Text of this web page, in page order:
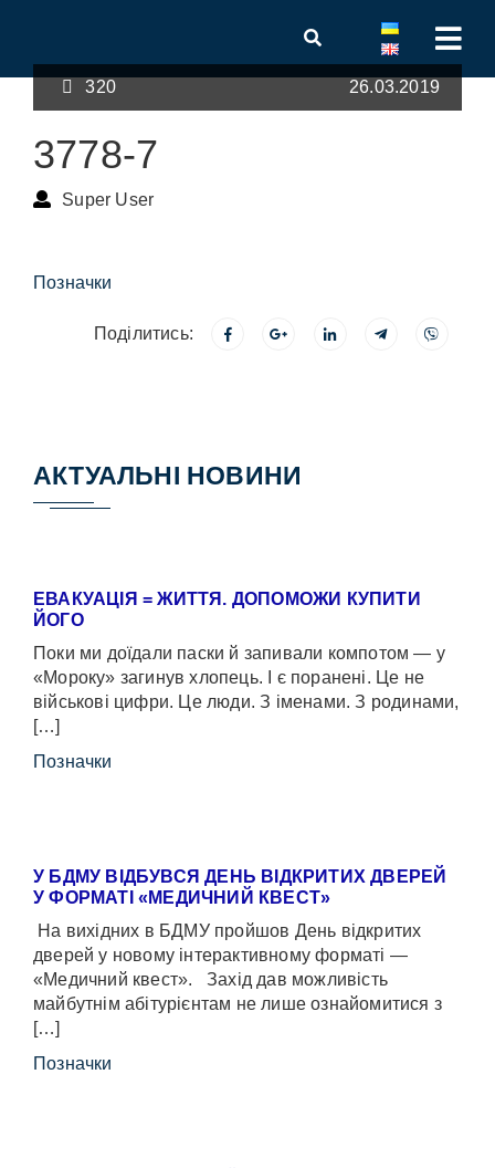
320 26.03.2019
3778-7
Super User
Позначки
Поділитись:
АКТУАЛЬНІ НОВИНИ
ЕВАКУАЦІЯ = ЖИТТЯ. ДОПОМОЖИ КУПИТИ
ЙОГО
Поки ми доїдали паски й запивали компотом — у
«Мороку» загинув хлопець. І є поранені. Це не
військові цифри. Це люди. З іменами. З родинами,
[…]
Позначки
У БДМУ ВІДБУВСЯ ДЕНЬ ВІДКРИТИХ ДВЕРЕЙ
У ФОРМАТІ «МЕДИЧНИЙ КВЕСТ»
На вихідних в БДМУ пройшов День відкритих
дверей у новому інтерактивному форматі —
«Медичний квест». Захід дав можливість
майбутнім абітурієнтам не лише ознайомитися з
[…]
Позначки